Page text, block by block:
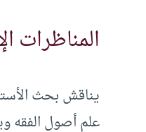
المناظرات
يناقش بحث
علم أصول الفقه